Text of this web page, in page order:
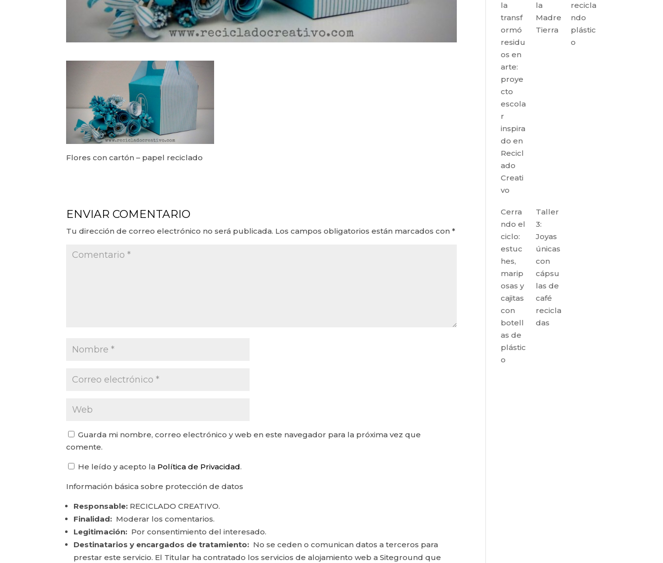
Flores con cartón – papel reciclado
ENVIAR COMENTARIO
Tu dirección de correo electrónico no será publicada. Los campos obligatorios están marcados con*
Guarda mi nombre, correo electrónico y web en este navegador para la próxima vez que
comente.
He leído y acepto la Política de Privacidad.
Información básica sobre protección de datos
Responsable: RECICLADO CREATIVO.
Finalidad: Moderar los comentarios.
Legitimación: Por consentimiento del interesado.
Destinatarios y encargados de tratamiento: No se ceden o comunican datos a terceros para
prestar este servicio. El Titular ha contratado los servicios de alojamiento web a Siteground que
la
transf
ormó
residu
os en
arte:
proye
cto
escola
r
inspira
do en
Recicl
ado
Creati
vo
la
Madre
Tierra
recicla
ndo
plástic
o
Cerra
ndo el
ciclo:
estuc
hes,
marip
osas y
cajitas
con
botell
as de
plástic
o
Taller
3:
Joyas
únicas
con
cápsu
las de
café
recicla
das